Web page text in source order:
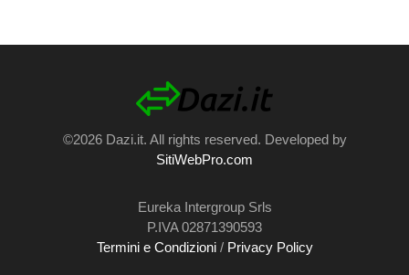
©2026 Dazi.it. All rights reserved. Developed by
SitiWebPro.com
Eureka Intergroup Srls
P.IVA 02871390593
Termini e Condizioni/ Privacy Policy